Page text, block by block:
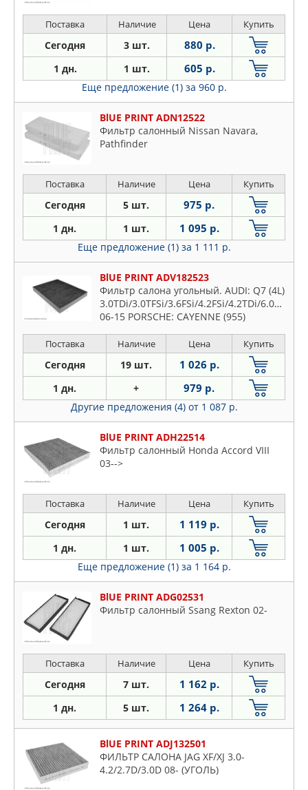
Поставка Наличие Цена Купить
Сегодня 3 шт. 880 р.
1 дн. 1 шт. 605 р.
Еще предложение (1) за 960 р.
BlUE PRINT ADN12522
Фильтр салонный Nissan Navara,
Pathfinder
Поставка Наличие Цена Купить
Сегодня 5 шт. 975 р.
1 дн. 1 шт. 1 095 р.
Еще предложение (1) за 1 111 р.
BlUE PRINT ADV182523
Фильтр салона угольный. AUDI: Q7 (4L)
3.0TDi/3.0TFSi/3.6FSi/4.2FSi/4.2TDi/6.0TDi
06-15 PORSCHE: CAYENNE (955)
4.5/Turbo S 4.5
Поставка Наличие Цена Купить
Сегодня 19 шт. 1 026 р.
1 дн. + 979 р.
Другие предложения (4) от 1 087 р.
BlUE PRINT ADH22514
Фильтр салонный Honda Accord VIII
03-->
Поставка Наличие Цена Купить
Сегодня 1 шт. 1 119 р.
1 дн. 1 шт. 1 005 р.
Еще предложение (1) за 1 164 р.
BlUE PRINT ADG02531
Фильтр салонный Ssang Rexton 02-
Поставка Наличие Цена Купить
Сегодня 7 шт. 1 162 р.
1 дн. 5 шт. 1 264 р.
BlUE PRINT ADJ132501
ФИЛЬТР САЛОНА JAG XF/XJ 3.0-
4.2/2.7D/3.0D 08- (УГОЛЬ)